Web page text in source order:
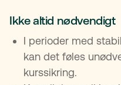
Ikke altid nødvendigt
I perioder med
kan det føles
kurssikring.